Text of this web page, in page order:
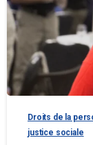
Droits de la
justice sociale